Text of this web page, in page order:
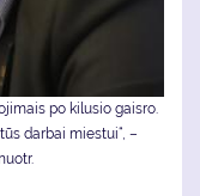
po ki­lu­sio gais­ro.
dar­bai mies­tui“, –